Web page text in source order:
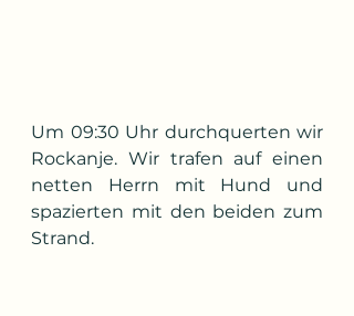
Um 09:30 Uhr durchquerten wir
Rockanje. Wir trafen auf einen
netten Herrn mit Hund und
spazierten mit den beiden zum
Strand.